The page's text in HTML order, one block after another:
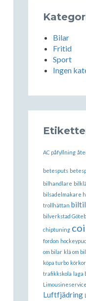
Bilar
Fritid
Sport
Ingen
AC påfyllning
betesputs
bilhandlare
bilsadelmakare
trollhättan
bilverkstad
chiptuning
fordon
om bilar klä om
köpa turbo
trafikkskola laga
Limousineservice
Luftfjädring